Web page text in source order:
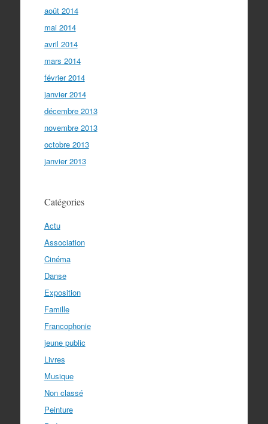
août 2014
mai 2014
avril 2014
mars 2014
février 2014
janvier 2014
décembre 2013
novembre 2013
octobre 2013
janvier 2013
Catégories
Actu
Association
Cinéma
Danse
Exposition
Famille
Francophonie
jeune public
Livres
Musique
Non classé
Peinture